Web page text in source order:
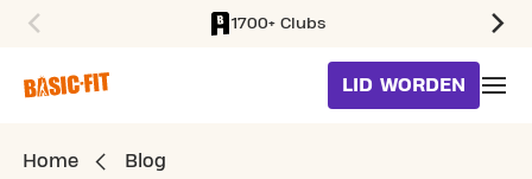
1700+ Clubs
LID WORDEN
Home Blog